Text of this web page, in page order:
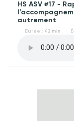
HS ASV #17 -
autrement
Durée : 42 min